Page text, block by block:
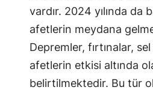
vardır. 2024 yılında da
afetlerin meydana
Depremler, fırtınalar,
afetlerin etkisi altında
belirtilmektedir. Bu tür